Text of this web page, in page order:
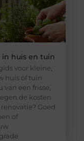
huis en tuin
voor kleine,
huis of tuin
van een frisse,
de kosten
Goed
of